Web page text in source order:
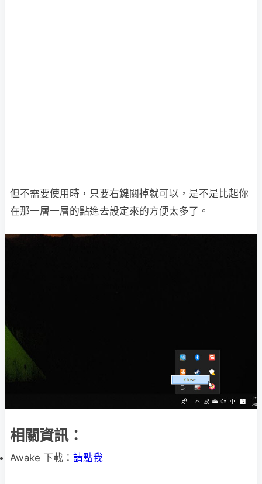
但不需要使用時，只要右鍵關掉就可以，是不是比起你
在那一層一層的點進去設定來的方便太多了。
相關資訊：
Awake 下載： 請點我